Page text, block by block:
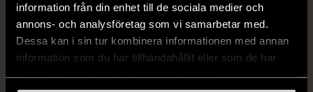
information från din enhet till de sociala medier och
annons- och analysföretag som vi samarbetar med.
Dessa kan i sin tur kombinera informationen med annan
information som du har tillhandahållit eller som de har
1/5
Dressmann -
Kostymbyxor med
pressveck
1/5
Bondelid - Randig skjorta
- Blå vit